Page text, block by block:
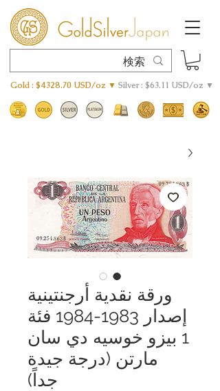
Gold : $4328.70 USD/oz ▼ Silver : $63.11 USD/oz ▼
ورقة نقدية أرجنتينية
إصدار 1983-1984 فئة
1 بيزو خوسيه دي سان
مارتن (درجة جيدة
جداً)